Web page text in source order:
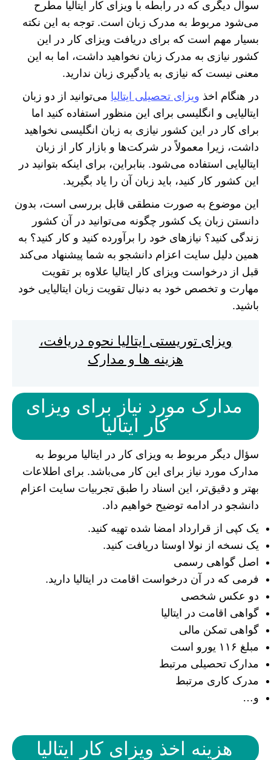
سوال دیگری که در رابطه با ویزای کار ایتالیا مطرح
می‌شود مربوط به مدرک زبان است. توجه به این نکته
بسیار مهم است که برای دریافت ویزای کار در این
کشور نیازی به مدرک زبان نخواهید داشت، اما به این
معنی نیست که نیازی به یادگیری زبان ندارید.
در هنگام اخذ ویزای تحصیلی ایتالیا می‌توانید از دو زبان
ایتالیایی و انگلیسی برای این منظور استفاده کنید اما
برای کار در این کشور نیازی به زبان انگلیسی نخواهید
داشت، زیرا معمولاً در شرکت‌ها و بازار کار از زبان
ایتالیایی استفاده می‌شود. بنابراین، برای اینکه بتوانید در
این کشور کار کنید، باید زبان آن را یاد بگیرید.
این موضوع به صورت منطقی قابل بررسی است، بدون
دانستن زبان یک کشور چگونه می‌توانید در آن کشور
زندگی کنید؟ نیاز‌های خود را برآورده کنید و کار کنید؟ به
همین دلیل سایت اعزام دانشجو به شما پیشنهاد می‌کند
قبل از درخواست ویزای کار ایتالیا علاوه بر تقویت
مهارت و تخصص خود به دنبال تقویت زبان ایتالیایی خود
باشید.
ویزای توریستی ایتالیا نحوه دریافت،
هزینه ها و مدارک
مدارک مورد نیاز برای ویزای
کار ایتالیا
سؤال دیگر مربوط به ویزای کار در ایتالیا مربوط به
مدارک مورد نیاز برای این کار می‌باشد. برای اطلاعات
بهتر و دقیق‌تر، این اسناد را طبق تجربیات سایت اعزام
دانشجو در ادامه توضیح خواهیم داد.
یک کپی از قرارداد امضا شده تهیه کنید.
یک نسخه از نولا اوستا دریافت کنید.
اصل گواهی رسمی
فرمی که در آن درخواست اقامت در ایتالیا دارید.
دو عکس شخصی
گواهی اقامت در ایتالیا
گواهی تمکن مالی
مبلغ ۱۱۶ یورو است
مدارک تحصیلی مرتبط
مدرک کاری مرتبط
و…
هزینه اخذ ویزای کار ایتالیا